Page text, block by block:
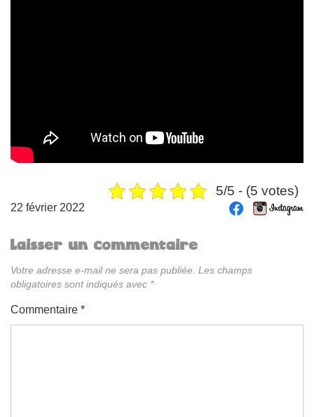
5/5 - (5 votes)
22 février 2022
Laisser un commentaire
Votre adresse e-mail ne sera pas publiée. Les champs
obligatoires sont indiqués avec *
Commentaire *